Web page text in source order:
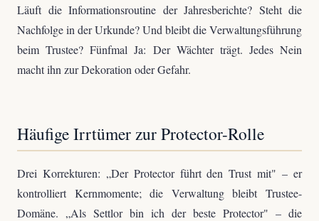
Läuft die Informationsroutine der Jahresberichte? Steht die
Nachfolge in der Urkunde? Und bleibt die Verwaltungsführung
beim Trustee? Fünfmal Ja: Der Wächter trägt. Jedes Nein
macht ihn zur Dekoration oder Gefahr.
Häufige Irrtümer zur Protector-Rolle
Drei Korrekturen: „Der Protector führt den Trust mit" – er
kontrolliert Kernmomente; die Verwaltung bleibt Trustee-
Domäne. „Als Settlor bin ich der beste Protector" – die